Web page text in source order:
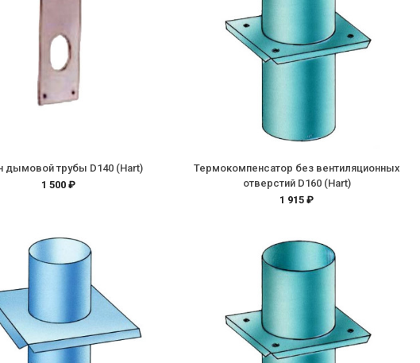
дымовой трубы D140 (Hart)
1 500 ₽
Термокомпенсатор без вентиляционных
отверстий D160 (Hart)
1 915 ₽